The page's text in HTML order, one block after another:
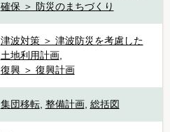
確保 ＞ 防災のまちづくり
津波対策 ＞ 津波防災を考慮した
土地利用計画,
復興 ＞ 復興計画
集団移転, 整備計画, 総括図